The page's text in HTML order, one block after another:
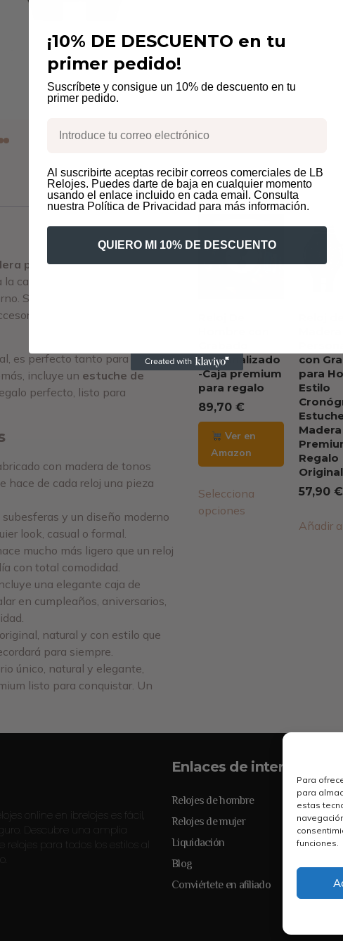
Para
para
estas
funciones.
›
para hombre estilo
calidez y el carácter natural de
Su esfera tipo cronógrafo y
especial que destaca en
es perfecto tanto para el día a
incluye un estuche de
perfecto, listo para
con madera de tonos
hace de cada reloj una pieza
subesferas y un diseño moderno
look, casual o formal.
mucho más ligero que un reloj
con total comodidad.
una elegante caja de
en cumpleaños, aniversarios,
natural y con estilo que
para siempre.
único, natural y elegante,
listo para conquistar. Un
Productos
Personalizado
-Caja premium
para regalo
89,70 €
Ver en
Amazon
Selecciona
opciones
con
para
Estilo
Madera
Regalo
Original
57,90€
Añadir
online en ibrelojes es fácil,
Descubre una amplia
relojes para todos los estilos al
Enlaces de interés
Relojes de hombre
Relojes de mujer
Liquidación
Blog
Conviértete en afiliado
¡10% DE DESCUENTO en tu
primer pedido!
Suscríbete y consigue un 10% de descuento en tu
primer pedido.
Al suscribirte aceptas recibir correos comerciales de LB
Relojes. Puedes darte de baja en cualquier momento
usando el enlace incluido en cada email. Consulta
nuestra Política de Privacidad para más información.
QUIERO MI 10% DE DESCUENTO